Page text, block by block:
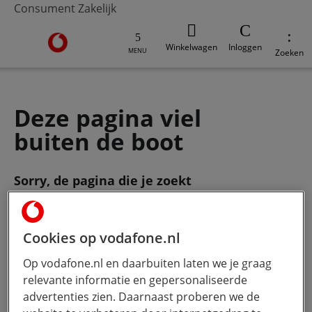
Consument Zakelijk
Ga naar de Vodafone homepage
MENU Winkelwagen Inloggen Zoeken
Deze pagina viel
buiten de boot
Sorry, de pagina die je zoekt
bestaat
niet meer. Gebruik de zoekbalk
om je vraag te stellen.
Wat wil je weten?Hoe meer jij
typt, hoe beter onze Ai werkt.
Cookies op vodafone.nl
Op vodafone.nl en daarbuiten laten we je graag
relevante informatie en gepersonaliseerde
advertenties zien. Daarnaast proberen we de